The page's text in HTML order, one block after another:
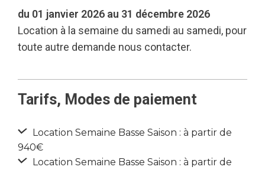
du 01 janvier 2026 au 31 décembre 2026
Location à la semaine du samedi au samedi, pour
toute autre demande nous contacter.
Tarifs, Modes de paiement
Location Semaine Basse Saison : à partir de
940€
Location Semaine Basse Saison : à partir de